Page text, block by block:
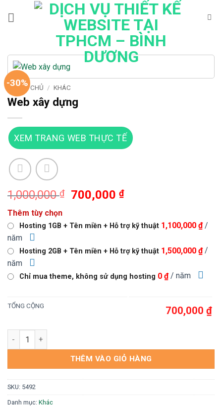
-30%
TRANG CHỦ / KHÁC
Web xây dựng
XEM TRANG WEB THỰC TẾ
1,000,000₫
Giá
1,000,000 ₫.
700,000₫Giá
là:
Thêm tùy chọn
Hosting 1GB + Tên miền + Hỗ trợ kỹ thuật 1,100,000 ₫ /
năm
Hosting 2GB + Tên miền + Hỗ trợ kỹ thuật 1,500,000 ₫ /
năm
Chỉ mua theme, không sử dụng hosting 0 ₫ / năm
TỔNG CỘNG 700,000 ₫
Web xây dựng số lượng
THÊM VÀO GIỎ HÀNG
SKU: 5492
Danh mục: Khác